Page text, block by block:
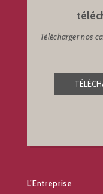
Télécharger nos
L’Entreprise